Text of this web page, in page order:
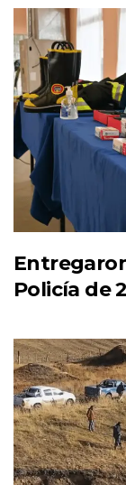
Policía de